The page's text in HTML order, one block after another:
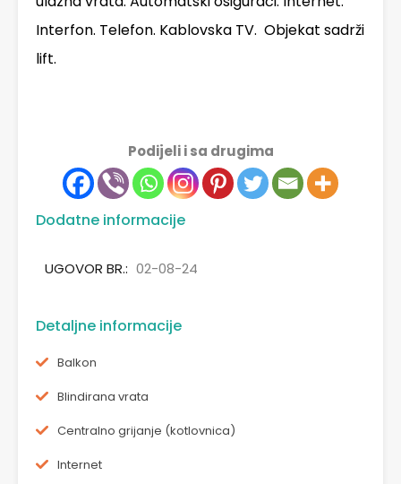
Interfon. Telefon. Kablovska TV. Objekat sadrži
lift.
Podijeli i sa drugima
Dodatne informacije
UGOVOR BR.: 02-08-24
Detaljne informacije
Balkon
Blindirana vrata
Centralno grijanje (kotlovnica)
Internet